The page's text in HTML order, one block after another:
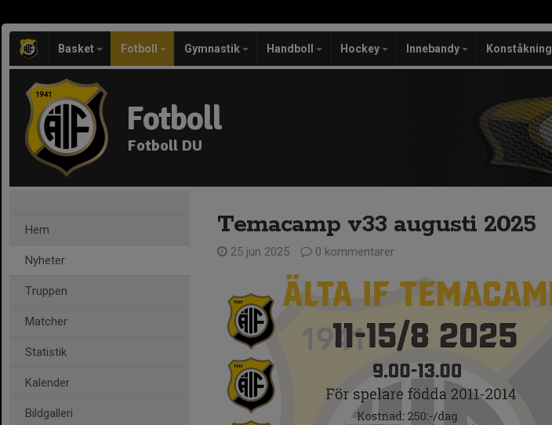
Basket Fotboll Gymnastik Handboll Hockey Innebandy Konståkning
Fotboll
Fotboll DU
Hem
Nyheter
Truppen
Matcher
Statistik
Kalender
Bildgalleri
Temacamp v33 augusti 2025
25 jun 2025 0 kommentarer